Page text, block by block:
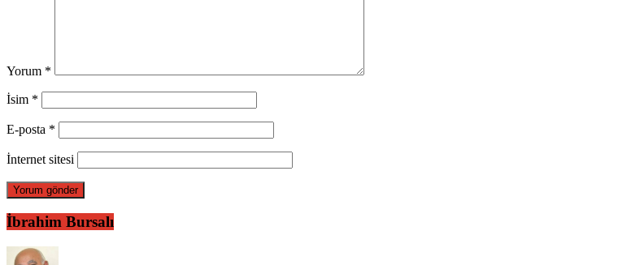
Yorum *
İsim *
E-posta *
İnternet sitesi
İbrahim Bursalı